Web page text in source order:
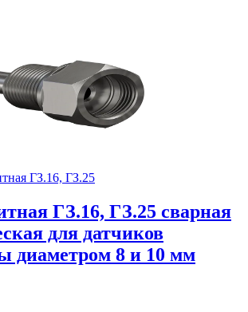
ГЗ.16, ГЗ.25
ГЗ.16, ГЗ.25 сварная
для датчиков
диаметром 8 и 10 мм